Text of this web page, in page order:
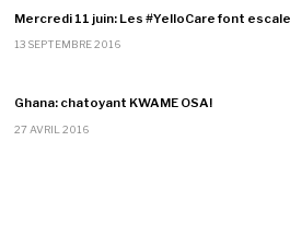
Mercredi 11 juin: Les #YelloCare font escale
13 SEPTEMBRE 2016
Ghana: chatoyant KWAME OSA!
27 AVRIL 2016